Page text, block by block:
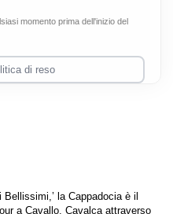
la Cappadocia è il
a Cavallo. Cavalca attraverso
momento prima dell'inizio del
di reso